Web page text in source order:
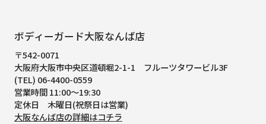
ボディーガード大阪なんば店
〒542-0071
大阪府大阪市中央区道頓堀2-1-1
フルーツタワービル3F
(TEL) 06-4400-0559
営業時間 11:00～19:30
定休日 木曜日(祝祭日は営業)
大阪なんば店の詳細はコチラ